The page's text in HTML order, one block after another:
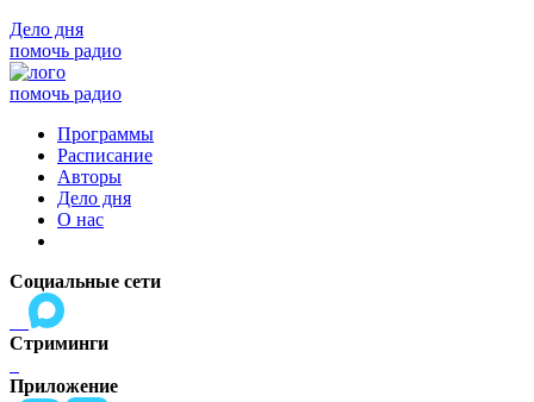
Дело дня
помочь радио
помочь радио
Программы
Расписание
Авторы
Дело дня
О нас
Социальные сети
Стриминги
Приложение